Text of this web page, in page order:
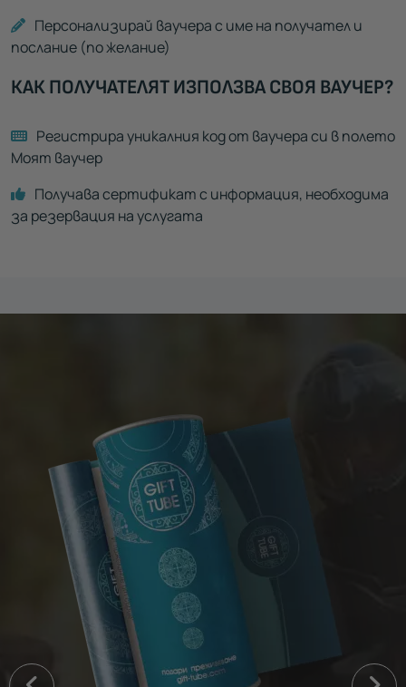
Персонализирай ваучера с име на получател и
послание (по желание)
КАК ПОЛУЧАТЕЛЯТ ИЗПОЛЗВА СВОЯ ВАУЧЕР?
Регистрира уникалния код от ваучера си в полето
Моят ваучер
Получава сертификат с информация, необходима
за резервация на услугата